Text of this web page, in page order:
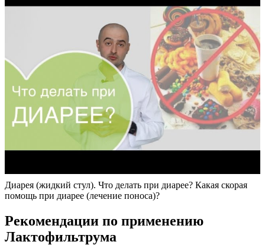
Диарея (жидкий стул). Что делать при диарее? Какая скорая
помощь при диарее (лечение поноса)?
Рекомендации по применению
Лактофильтрума